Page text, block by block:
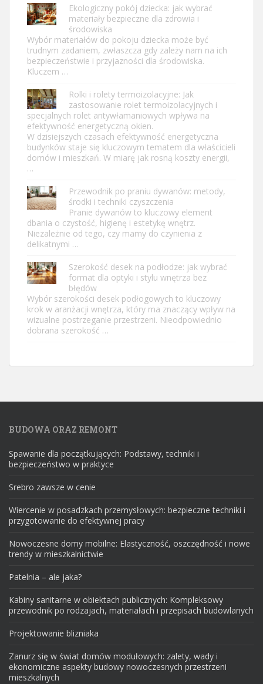
Ekologiczny pokój dziecka: jak wybrać
materiały bezpieczne dla zdrowia i
środowiska
Wybór materiałów do pokoju dziecka może być
trudnym zadaniem, zwłaszcza gdy zależy nam na ich
bezpieczeństwie i przyjazności dla środowiska.
Kluczem …
Rolki i rolety termoizolacyjne: Jak
zastosowanie rolet termoizolacyjnych i
specjalnych rolet antywłamaniowych wpływa na
efektywność energetyczną okien.
W dzisiejszych czasach efektywność energetyczna
budynków staje się kluczowym tematem dla właścicieli
domów i mieszkań. W miarę jak rosną koszty energii,
…
Przewodnik po praniu dywanów: metody,
środki i techniki czyszczenia
Pranie dywanów to kluczowy element
dbania o czystość, higienę i estetykę wnętrz.
Niezależnie od tego, czy mamy do czynienia z
delikatnymi …
Szerokość desek na podłodze: jak wybrać
format dla optyki i stylu wnętrza bez
błędów
Wybór szerokości desek podłogowych to kluczowy
krok w aranżacji wnętrza, który ma znaczący wpływ na
wizualne postrzeganie przestrzeni. Nieodpowiednio
dobrana szerokość …
BUDOWA ORAZ REMONT
Spawanie dla początkujących: Podstawy, techniki i
bezpieczeństwo w praktyce
Srebro zawsze w cenie
Wiercenie w posadzkach przemysłowych: bezpieczne techniki i
przygotowanie do efektywnej pracy
Nowoczesne domy mobilne: Elastyczność, oszczędność i nowe
trendy w mieszkalnictwie
Patelnia – ale jaka?
Kabiny sanitarne w obiektach publicznych: Kompleksowy
przewodnik po rodzajach, materiałach i przepisach budowlanych
Projektowanie blizniaka
Zanurz się w świat domów modułowych: zalety, wady i
ekonomiczne aspekty budowy nowoczesnych przestrzeni
mieszkalnych